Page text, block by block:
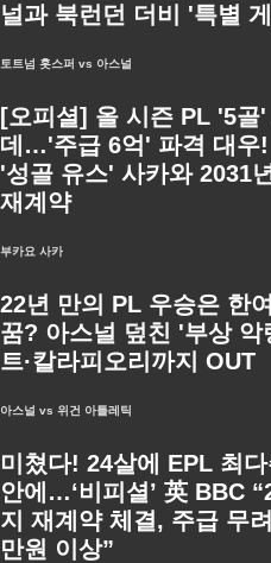
널과 북런던 더비 '특별
토트넘 홋스퍼 vs 아스널
[오피셜] 올 시즌 PL '5골
데…'주급 6억' 파격 대우!
'성골 유스' 사카와 2031
재계약
부카요 사카
22년 만의 PL 우승은 한
꿈? 아스널 덮친 '부상 악
트·칼라피오리까지 OUT
아스널 vs 위건 아틀레틱
미쳤다! 24살에 EPL 최다
안에…‘비피셜’ 英 BBC
지 재계약 체결, 주급 무
만원 이상”